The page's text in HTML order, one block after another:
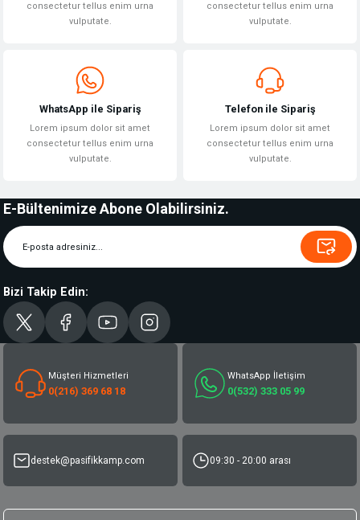
consectetur tellus enim urna
vulputate.
consectetur tellus enim urna
vulputate.
WhatsApp ile Sipariş
Lorem ipsum dolor sit amet
consectetur tellus enim urna
vulputate.
Telefon ile Sipariş
Lorem ipsum dolor sit amet
consectetur tellus enim urna
vulputate.
E-Bültenimize Abone Olabilirsiniz.
Bizi Takip Edin:
Müşteri Hizmetleri
0(216) 369 68 18
WhatsApp İletişim
0(532) 333 05 99
destek@pasifikkamp.com 09:30 - 20:00 arası